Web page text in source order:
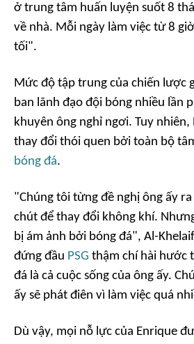
ở trung tâm huấn luyện suốt 8
về nhà. Mỗi ngày làm việc từ 8
tối".
Mức độ tập trung của chiến lược
ban lãnh đạo đội bóng nhiều lần
khuyên ông nghỉ ngơi. Tuy
thay đổi thói quen bởi toàn bộ
bóng đá.
"Chúng tôi từng đề nghị ông ấy
chút để thay đổi không khí.
bị ám ảnh bởi bóng đá", Al-
đứng đầu PSG thậm chí hài hước
đá là cả cuộc sống của ông ấy.
ấy sẽ phát điên vì làm việc quá
Dù vậy, mọi nỗ lực của Enrique